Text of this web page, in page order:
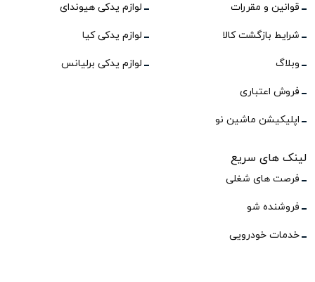
قوانین و مقررات
شرایط بازگشت کالا
وبلاگ
فروش اعتباری
اپلیکیشن ماشین نو
لوازم یدکی هیوندای
لوازم یدکی کیا
لوازم یدکی برلیانس
لینک های سریع
فرصت های شغلی
فروشنده شو
خدمات خودرویی